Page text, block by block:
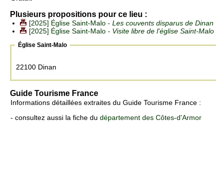
Plusieurs propositions pour ce lieu :
[2025] Église Saint-Malo - Les couvents disparus de Dinan
[2025] Église Saint-Malo - Visite libre de l'église Saint-Malo
Église Saint-Malo
22100 Dinan
Guide Tourisme France
Informations détaillées extraites du Guide Tourisme France :
- consultez aussi la fiche du département des Côtes-d'Armor